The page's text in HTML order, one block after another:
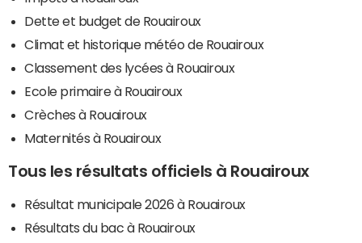
Dette et budget de Rouairoux
Climat et historique météo de Rouairoux
Classement des lycées à Rouairoux
Ecole primaire à Rouairoux
Crèches à Rouairoux
Maternités à Rouairoux
Tous les résultats officiels à Rouairoux
Résultat municipale 2026 à Rouairoux
Résultats du bac à Rouairoux